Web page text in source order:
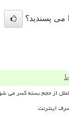
می پسندید؟
از حجم بسته کسر می
اینترنت